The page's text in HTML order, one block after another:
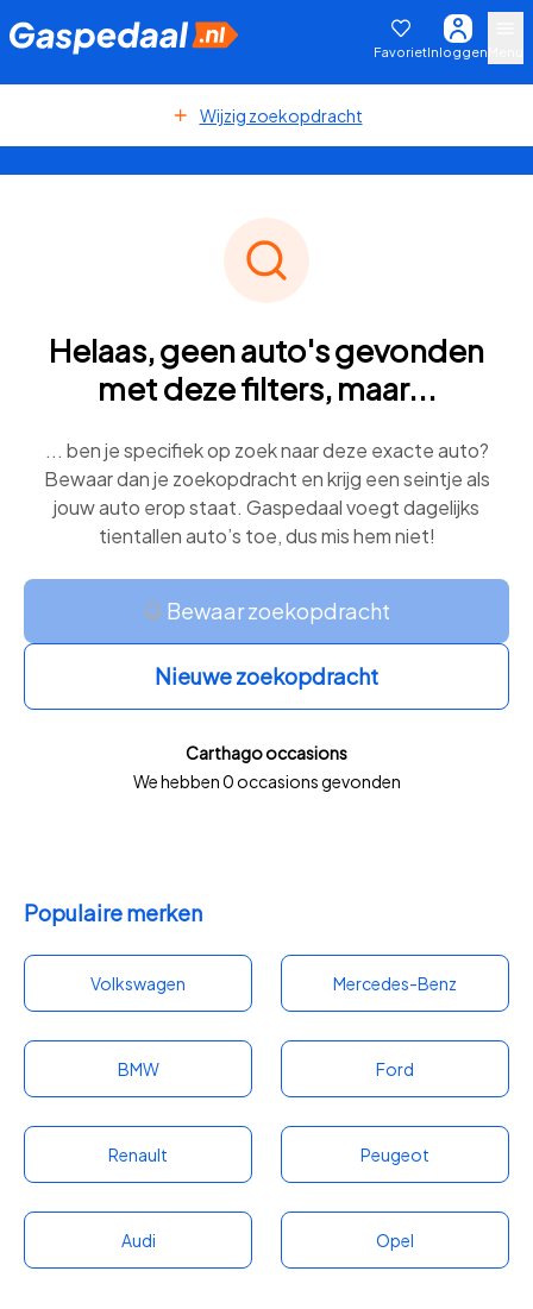
FavorietInloggen
Wijzig zoekopdracht
Helaas, geen auto's gevonden
met deze filters, maar...
... ben je specifiek op zoek naar deze exacte auto?
Bewaar dan je zoekopdracht en krijg een seintje als
jouw auto erop staat. Gaspedaal voegt dagelijks
tientallen auto’s toe, dus mis hem niet!
Bewaar zoekopdracht
Nieuwe zoekopdracht
Carthago occasions
We hebben 0 occasions gevonden
Populaire merken
Volkswagen Mercedes-Benz
BMW Ford
Renault Peugeot
Audi Opel